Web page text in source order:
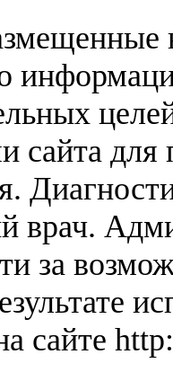
сайта
врач.
за
сайте